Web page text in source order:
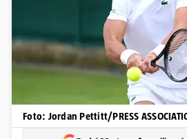
Foto: Jordan Pettitt/PRESS